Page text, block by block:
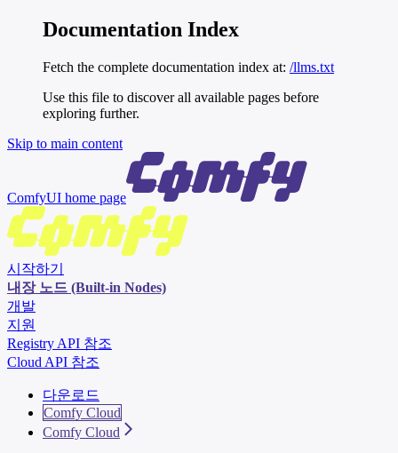
Documentation Index
Fetch the complete documentation index at: /llms.txt
Use this file to discover all available pages before
exploring further.
Skip to main content
ComfyUI home page
시작하기
내장 노드 (Built-in Nodes)
개발
지원
Registry API 참조
Cloud API 참조
다운로드
Comfy Cloud
Comfy Cloud